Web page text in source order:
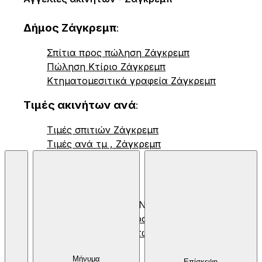
Δήμος Ζάγκρεμπ:
Σπίτια προς πώληση Ζάγκρεμπ
Πώληση Κτίριο Ζάγκρεμπ
Κτηματομεσιτικά γραφεία Ζάγκρεμπ
Τιμές ακινήτων ανά:
Τιμές σπιτιών Ζάγκρεμπ
Τιμές ανά τμ , Ζάγκρεμπ
© 2026 Nekretnine.hr |
Προσωπικά Δεδομένα
Χρήση των cookies
Μήνυμα